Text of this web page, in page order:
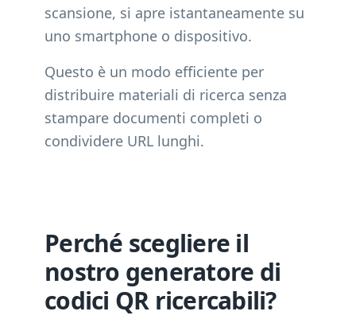
scansione, si apre istantaneamente su
uno smartphone o dispositivo.
Questo è un modo efficiente per
distribuire materiali di ricerca senza
stampare documenti completi o
condividere URL lunghi.
Perché scegliere il
nostro generatore di
codici QR ricercabili?